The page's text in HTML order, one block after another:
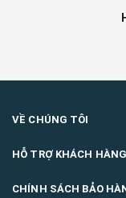
VỀ CHÚNG TÔI
HỖ TRỢ KHÁCH HÀNG
CHÍNH SÁCH BẢO